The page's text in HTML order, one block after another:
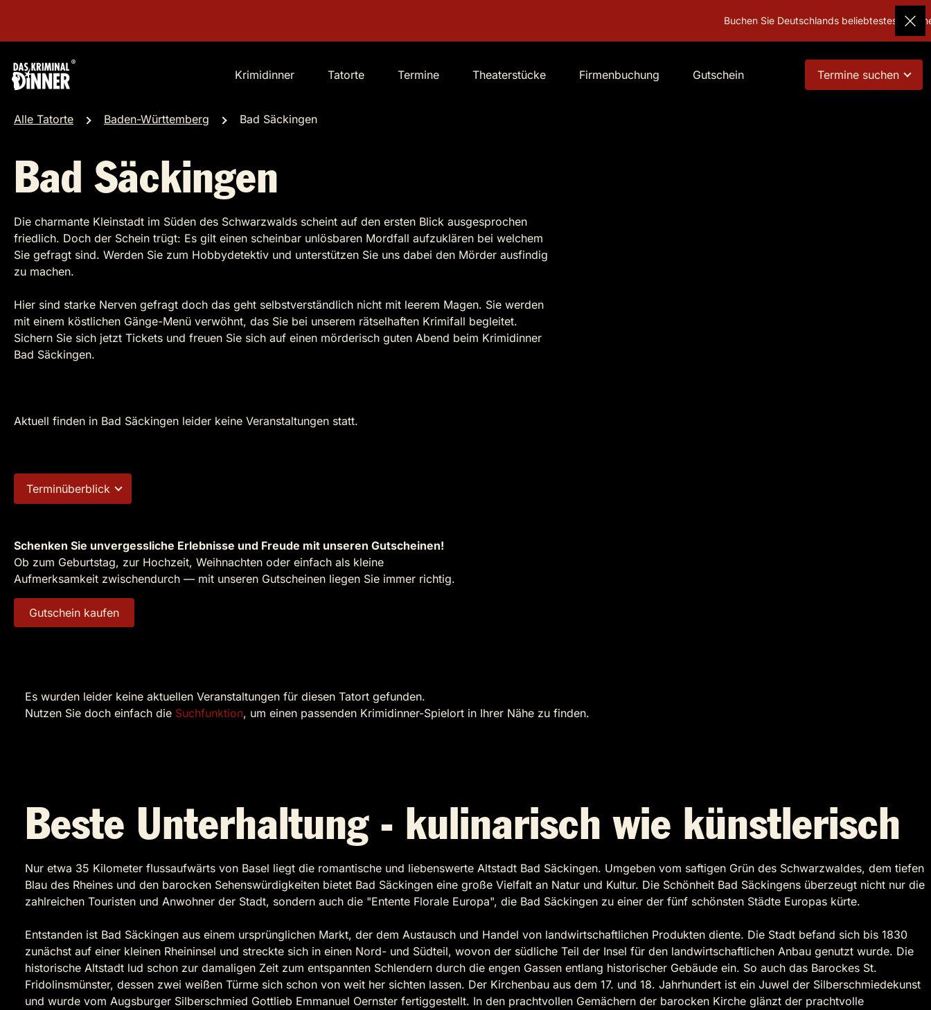
Buchen Sie Deutschlands beliebtestes Geschenk!
Krimidinner Tatorte Termine Theaterstücke Firmenbuchung Gutschein Termine suchen
Alle Tatorte Baden-Württemberg Bad Säckingen
Bad Säckingen
Die charmante Kleinstadt im Süden des Schwarzwalds scheint auf den ersten Blick ausgesprochen
friedlich. Doch der Schein trügt: Es gilt einen scheinbar unlösbaren Mordfall aufzuklären bei welchem
Sie gefragt sind. Werden Sie zum Hobbydetektiv und unterstützen Sie uns dabei den Mörder ausfindig
zu machen.
Hier sind starke Nerven gefragt doch das geht selbstverständlich nicht mit leerem Magen. Sie werden
mit einem köstlichen Gänge-Menü verwöhnt, das Sie bei unserem rätselhaften Krimifall begleitet.
Sichern Sie sich jetzt Tickets und freuen Sie sich auf einen mörderisch guten Abend beim Krimidinner
Bad Säckingen.
Aktuell finden in Bad Säckingen leider keine Veranstaltungen statt.
Terminüberblick
Schenken Sie unvergessliche Erlebnisse und Freude mit unseren Gutscheinen!
Ob zum Geburtstag, zur Hochzeit, Weihnachten oder einfach als kleine
Aufmerksamkeit zwischendurch — mit unseren Gutscheinen liegen Sie immer richtig.
Gutschein kaufen
Es wurden leider keine aktuellen Veranstaltungen für diesen Tatort gefunden.
Nutzen Sie doch einfach die Suchfunktion, um einen passenden Krimidinner-Spielort in Ihrer Nähe zu finden.
Beste Unterhaltung - kulinarisch wie künstlerisch
Nur etwa 35 Kilometer flussaufwärts von Basel liegt die romantische und liebenswerte Altstadt Bad Säckingen. Umgeben vom saftigen Grün des Schwarzwaldes, dem tiefen
Blau des Rheines und den barocken Sehenswürdigkeiten bietet Bad Säckingen eine große Vielfalt an Natur und Kultur. Die Schönheit Bad Säckingens überzeugt nicht nur die
zahlreichen Touristen und Anwohner der Stadt, sondern auch die "Entente Florale Europa", die Bad Säckingen zu einer der fünf schönsten Städte Europas kürte.
Entstanden ist Bad Säckingen aus einem ursprünglichen Markt, der dem Austausch und Handel von landwirtschaftlichen Produkten diente. Die Stadt befand sich bis 1830
zunächst auf einer kleinen Rheininsel und streckte sich in einen Nord- und Südteil, wovon der südliche Teil der Insel für den landwirtschaftlichen Anbau genutzt wurde. Die
historische Altstadt lud schon zur damaligen Zeit zum entspannten Schlendern durch die engen Gassen entlang historischer Gebäude ein. So auch das Barockes St.
Fridolinsmünster, dessen zwei weißen Türme sich schon von weit her sichten lassen. Der Kirchenbau aus dem 17. und 18. Jahrhundert ist ein Juwel der Silberschmiedekunst
und wurde vom Augsburger Silberschmied Gottlieb Emmanuel Oernster fertiggestellt. In den prachtvollen Gemächern der barocken Kirche glänzt der prachtvolle